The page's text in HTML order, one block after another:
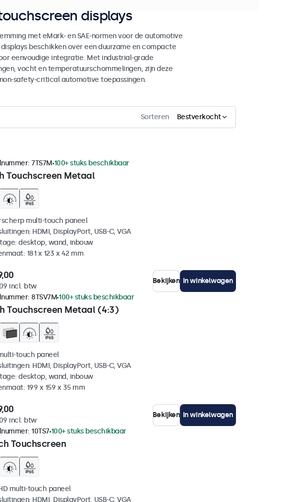
displays
met eMark- en SAE-normen voor de automotive
beschikken over een duurzame en compacte
eenvoudige integratie. Met industrial-grade
vocht en temperatuurschommelingen, zijn deze
safety-critical automotive toepassingen.
Sorteren Bestverkocht
Touchscreen Metaal
7TS7M 100+ stuks beschikbaar
multi-touch paneel
HDMI, DisplayPort, USB-C, VGA
desktop, wand, inbouw
181 x 123 x 42 mm
incl. btw
Bekijken In winkelwagen
Touchscreen Metaal (4:3)
8TSV7M 100+ stuks beschikbaar
touch paneel
HDMI, DisplayPort, USB-C, VGA
desktop, wand, inbouw
199 x 159 x 35 mm
incl. btw
Bekijken In winkelwagen
Touchscreen
10TS7 100+ stuks beschikbaar
multi-touch paneel
HDMI, DisplayPort, USB-C, VGA